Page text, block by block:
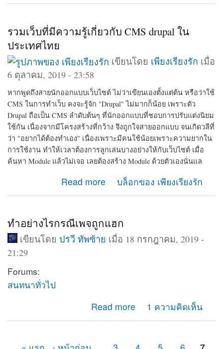
รวมเว็บที่มีความรู้เกี่ยวกับ CMS drupal ใน
ประเทศไทย
เขียนโดย เพียงเรียงรัก เมื่อ
6 ตุลาคม, 2019 - 23:58
หากพูดถึงสายนักออกแบบเว็บไซต์ ไม่ว่าเขียนเองตั้งแต่ต้น หรือว่าใช้
CMS ในการทำเว็บ คงจะรู้จัก "Drupal" ไม่มากก็น้อย เพราะตัว
Drupal ถือเป็น CMS ลำดับต้นๆ ที่นักออกแบบที่ชอบการปรับแต่งนิยม
ใช้กัน เนื่องจากมีโครงสร้างที่กว้าง จึงถูกใจสายออกแบบ จนเกิดวลีที่
ว่า "อยากได้ต้องทำเอง" เนื่องเพราะมีคนใช้น้อยเพราะความยากใน
การใช้งาน ทำให้เวลาต้องการลูกเล่นบางอย่างให้กับเว็บไซต์ เมื่อ
ค้นหา Module แล้วไม่เจอ เลยต้องสร้าง Module ด้วยตัวเองนั่นแล
Read more
about รวมเว็บที่มีความรู้เกี่ยวกับ CMS drupal ใน
ประเทศไทย
บล็อกของ เพียงเรียงรัก
ทำอย่างไรกรณีเพจถูกแฮก
เขียนโดย ปรวี ทัพซ้าย เมื่อ 18 กรกฎาคม, 2019 -
21:29
Forums:
สนทนาทั่วไป
Read more
about ทำอย่างไรกรณีเพจถูกแฮก 1 ความคิดเห็น